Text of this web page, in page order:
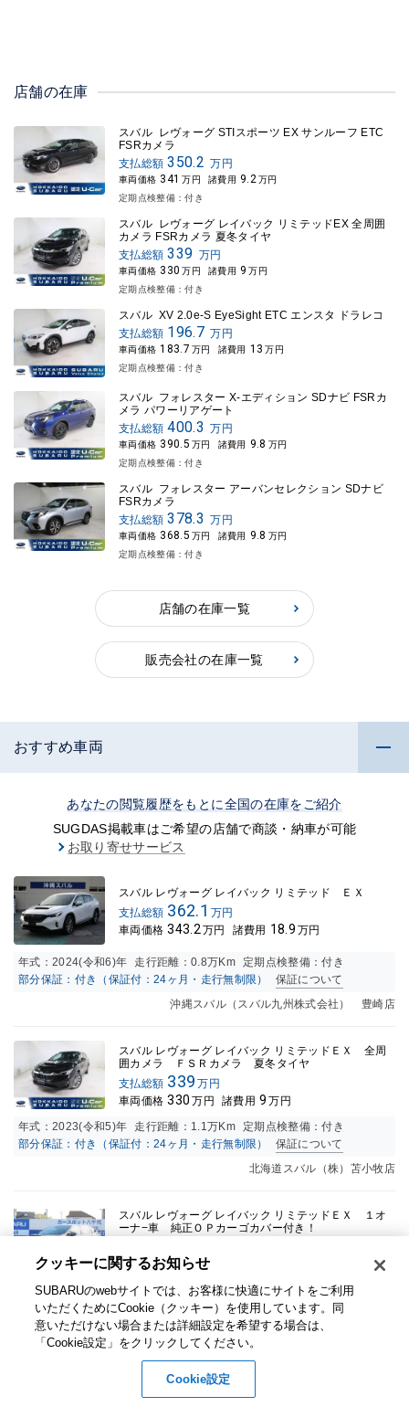
店舗の在庫
スバル レヴォーグ STIスポーツ EX サンルーフ ETC
FSRカメラ
支払総額 350.2 万円
車両価格 341 万円 諸費用 9.2万円
定期点検整備：付き
スバル レヴォーグ レイバック リミテッドEX 全周囲
カメラ FSRカメラ 夏冬タイヤ
支払総額 339 万円
車両価格 330 万円 諸費用 9 万円
定期点検整備：付き
スバル XV 2.0e-S EyeSight ETC エンスタ ドラレコ
支払総額 196.7 万円
車両価格 183.7 万円 諸費用 13 万円
定期点検整備：付き
スバル フォレスター X-エディション SDナビ FSRカ
メラ パワーリアゲート
支払総額 400.3 万円
車両価格 390.5 万円 諸費用 9.8 万円
定期点検整備：付き
スバル フォレスター アーバンセレクション SDナビ
FSRカメラ
支払総額 378.3 万円
車両価格 368.5 万円 諸費用 9.8 万円
定期点検整備：付き
店舗の在庫一覧
販売会社の在庫一覧
おすすめ車両
あなたの閲覧履歴をもとに全国の在庫をご紹介
SUGDAS掲載車はご希望の店舗で商談・納車が可能
お取り寄せサービス
スバル レヴォーグ レイバック リミテッド ＥＸ
支払総額 362.1 万円
車両価格 343.2 万円 諸費用 18.9 万円
年式：2024(令和6)年 走行距離：0.8万Km
定期点検整備：付き
部分保証：付き（保証付：24ヶ月・走行無制限）
保証について
沖縄スバル（スバル九州株式会社） 豊崎店
スバル レヴォーグ レイバック リミテッドＥＸ 全周
囲カメラ ＦＳＲカメラ 夏冬タイヤ
支払総額 339 万円
車両価格 330 万円 諸費用 9 万円
年式：2023(令和5)年 走行距離： 1.1万Km
定期点検整備：付き
部分保証：付き（保証付：24ヶ月・走行無制限）
保証について
北海道スバル（株）苫小牧店
スバル レヴォーグ レイバック リミテッドＥＸ １オ
ーナ−車 純正ＯＰカーゴカバー付き！
車両価格 330万円
年式：2024(令和6)年 走行距離：1.0万Km 定期点検整備：付き
部分保証：付き（保証付：24ヶ月・走行無制限）
保証について
千葉スバル（株） 八千代店
スバル レヴォーグ レイバック リミテッドＥＸ ナ
クッキーに関するお知らせ​
SUBARUのwebサイトでは、お客様に快適にサイトをご利用
いただくためにCookie（クッキー）を使用しています。​ 同
意いただけない場合または詳細設定を希望する場合は、
「Cookie設定」をクリックしてください。​
Cookie設定